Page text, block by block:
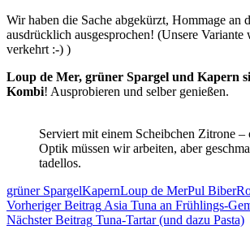
Wir haben die Sache abgekürzt, Hommage an
ausdrücklich ausgesprochen! (Unsere Variante
verkehrt :-) )
Loup de Mer, grüner Spargel und Kapern
Kombi! Ausprobieren und selber genießen.
Serviert mit einem Scheibchen Zitrone –
Optik müssen wir arbeiten, aber
tadellos.
grüner SpargelKapernLoup de MerPul Biber
Beitragsnavigation
Vorheriger Beitrag Asia Tuna an Frühlings-
Nächster Beitrag Tuna-Tartar (und dazu Pasta)